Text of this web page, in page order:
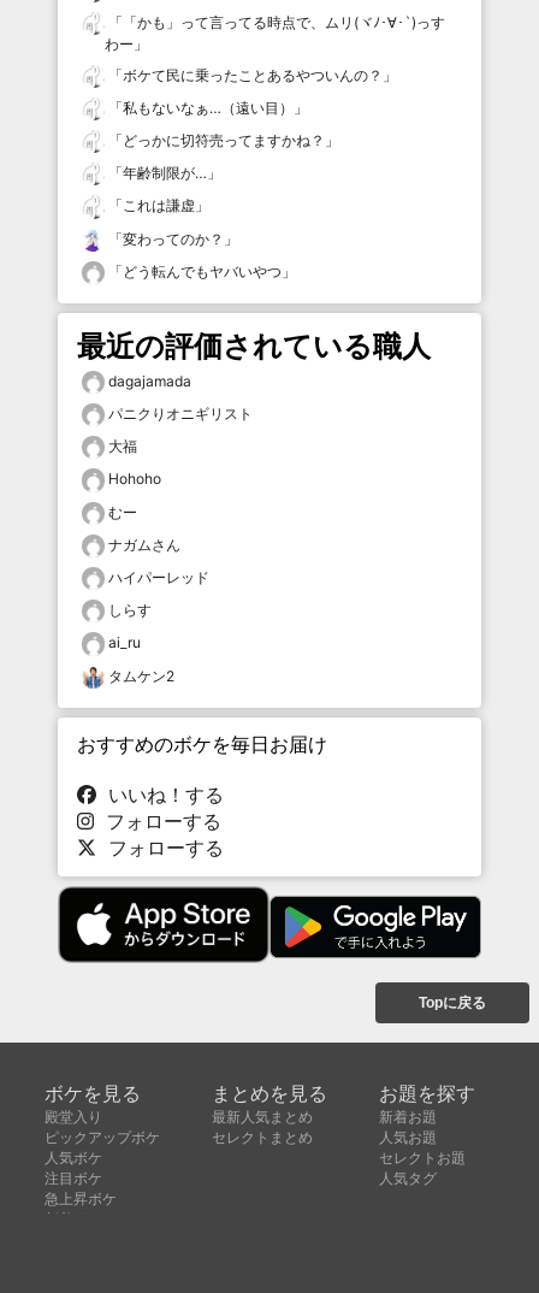
「 「かも」って言ってる時点で、ムリ(ヾﾉ･∀･`)っす
わー 」
「ボケて民に乗ったことあるやついんの？ 」
「私もないなぁ…（遠い目）
」
「 どっかに切符売ってますかね？ 」
「年齢制限が… 」
「これは謙虚 」
「変わってのか？ 」
「 どう転んでもヤバいやつ 」
最近の評価されている職人
dagajamada
パニクりオニギリスト
大福
Hohoho
むー
ナガムさん
ハイパーレッド
しらす
ai_ru
タムケン2
おすすめのボケを毎日お届け
いいね！する
フォローする
フォローする
Topに戻る
ボケを見る
殿堂入り
ピックアップボケ
人気ボケ
注目ボケ
急上昇ボケ
新着ボケ
まとめを見る
最新人気まとめ
セレクトまとめ
お題を探す
新着お題
人気お題
セレクトお題
人気タグ